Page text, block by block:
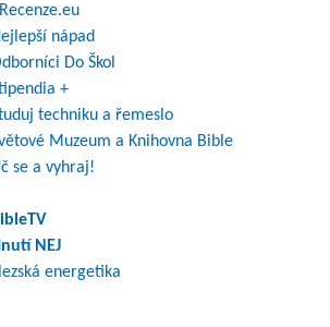
nápad
Do Škol
+
techniku a řemeslo
Muzeum a Knihovna Bible
se a vyhraj!
NEJ
energetika